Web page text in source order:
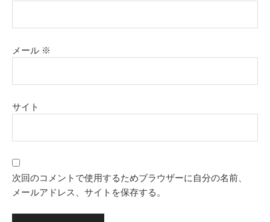
メール ※
サイト
次回のコメントで使用するためブラウザーに自分の名前、
メールアドレス、サイトを保存する。